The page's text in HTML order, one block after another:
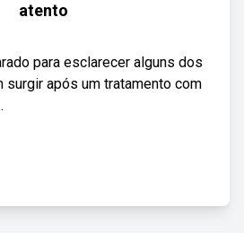
atento
para esclarecer alguns dos
surgir após um tratamento com